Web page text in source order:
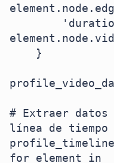
# Extraer datos
línea de
for element in